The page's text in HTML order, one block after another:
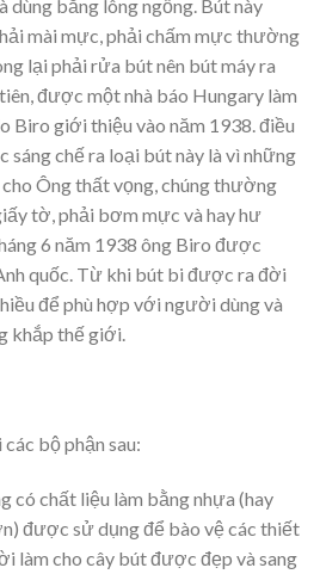
dùng bằng lông ngỗng. Bút này
mài mực, phải chấm mực thường
lại phải rửa bút nên bút máy ra
được một nhà báo Hungary làm
Biro giới thiệu vào năm 1938. điều
sáng chế ra loại bút này là vì những
Ông thất vọng, chúng thường
tờ, phải bơm mực và hay hư
6 năm 1938 ông Biro được
quốc. Từ khi bút bi được ra đời
để phù hợp với người dùng và
khắp thế giới.
bộ phận sau:
có chất liệu làm bằng nhựa (hay
được sử dụng để bào vệ các thiết
làm cho cây bút được đẹp và sang